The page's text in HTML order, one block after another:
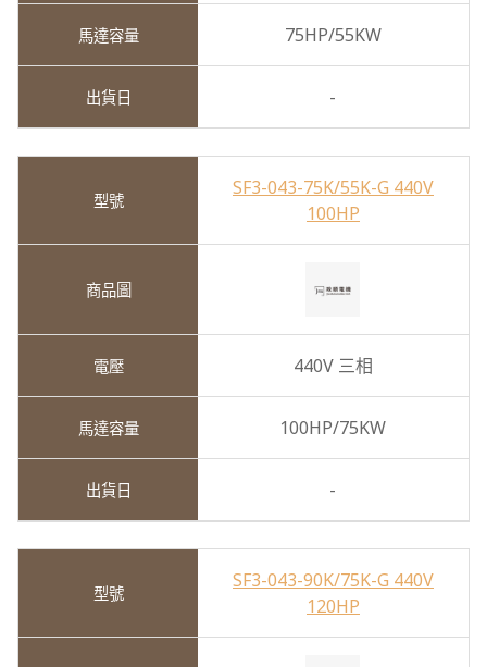
75HP/55KW
-
SF3-043-75K/55K-G 440V
100HP
440V 三相
100HP/75KW
-
SF3-043-90K/75K-G 440V
120HP